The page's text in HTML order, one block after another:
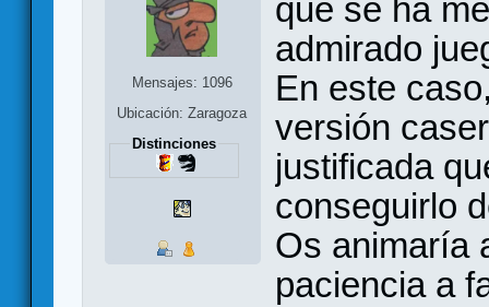
Mensajes: 1096
Ubicación: Zaragoza
Distinciones
que se ha
admirado
En este
versión
justificada
conseguirlo
Os animaría
paciencia a